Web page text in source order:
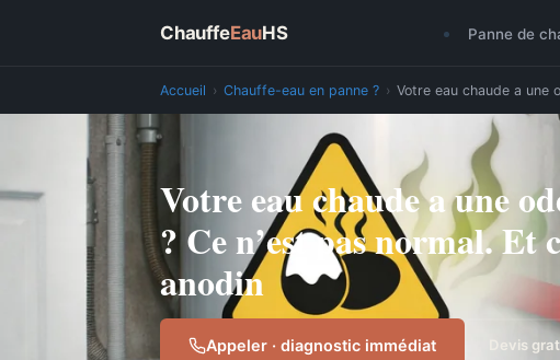
ChauffeEauHS Panne de
Accueil › Chauffe-eau en panne ? › Votre eau chaude a une
Votre eau chaude a une
? Ce n’est pas normal. Et
anodin
Appeler · diagnostic immédiat Devis